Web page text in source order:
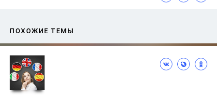
ПОХОЖИЕ ТЕМЫ